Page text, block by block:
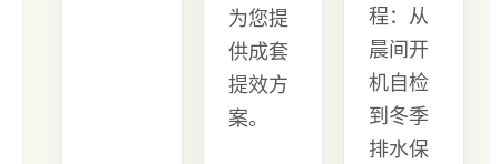
为您提
供成套
提效方
案。
程：从
晨间开
机自检
到冬季
排水保